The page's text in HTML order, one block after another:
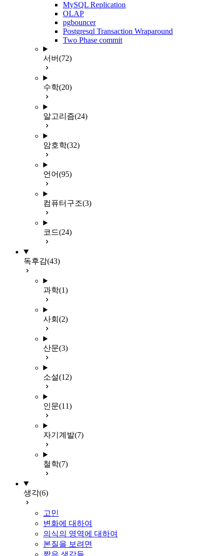
MySQL Replication
OLAP
pgbouncer
Postgresql Transaction Wraparound
Two Phase commit
서버(72)
수학(20)
알고리즘(24)
암호학(32)
언어(95)
컴퓨터구조(3)
코드(24)
독후감(43)
과학(1)
사회 (2)
산문(3)
소설(12)
인문(11)
자기계발(7)
철학(7)
생각(6)
고민
변화에 대하여
의식의 영역에 대하여
본질을 보려면
짧은 생각들